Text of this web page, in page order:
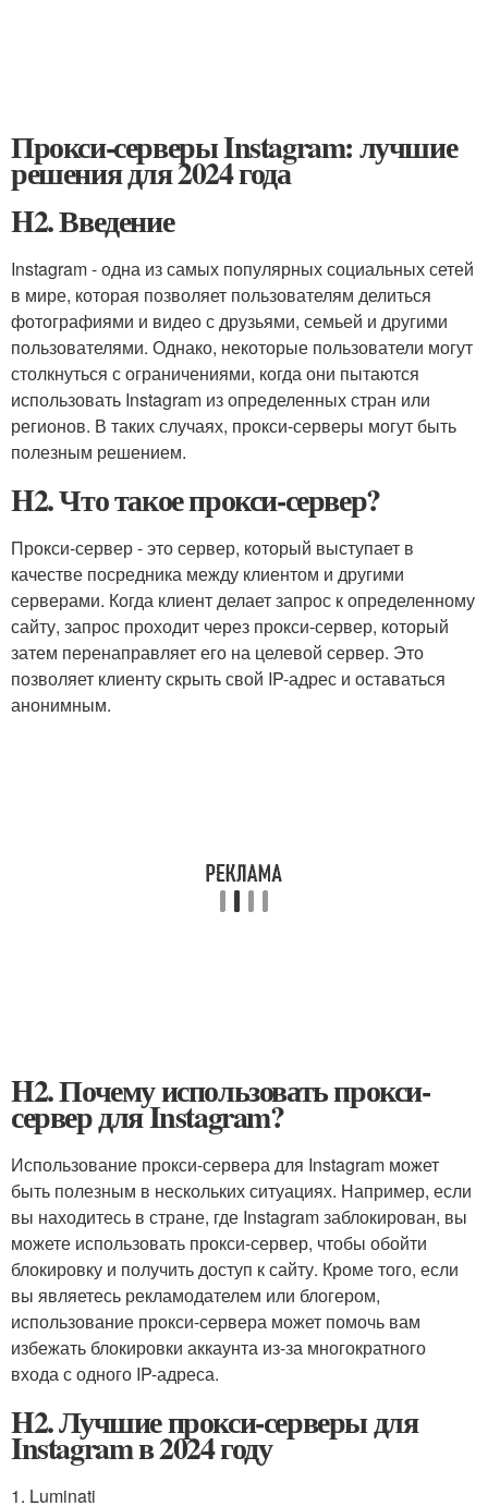
Прокси-серверы Instagram: лучшие
решения для 2024 года
H2. Введение
Instagram - одна из самых популярных социальных сетей
в мире, которая позволяет пользователям делиться
фотографиями и видео с друзьями, семьей и другими
пользователями. Однако, некоторые пользователи могут
столкнуться с ограничениями, когда они пытаются
использовать Instagram из определенных стран или
регионов. В таких случаях, прокси-серверы могут быть
полезным решением.
H2. Что такое прокси-сервер?
Прокси-сервер - это сервер, который выступает в
качестве посредника между клиентом и другими
серверами. Когда клиент делает запрос к определенному
сайту, запрос проходит через прокси-сервер, который
затем перенаправляет его на целевой сервер. Это
позволяет клиенту скрыть свой IP-адрес и оставаться
анонимным.
H2. Почему использовать прокси-
сервер для Instagram?
Использование прокси-сервера для Instagram может
быть полезным в нескольких ситуациях. Например, если
вы находитесь в стране, где Instagram заблокирован, вы
можете использовать прокси-сервер, чтобы обойти
блокировку и получить доступ к сайту. Кроме того, если
вы являетесь рекламодателем или блогером,
использование прокси-сервера может помочь вам
избежать блокировки аккаунта из-за многократного
входа с одного IP-адреса.
H2. Лучшие прокси-серверы для
Instagram в 2024 году
1. Luminati